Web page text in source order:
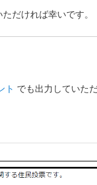
だければ幸いです。
ト でも出力していた